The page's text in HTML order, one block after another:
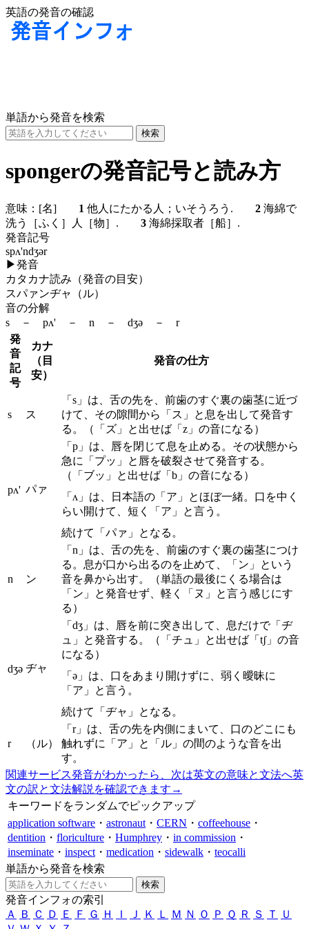
英語の発音の確認
単語から発音を検索
spongerの発音記号と読み方
意味： [名] 1 他人にたかる人；いそうろう. 2 海綿で
洗う［ふく］人［物］. 3 海綿採取者［船］.
発音記号
spʌ'ndʒər
▶発音
カタカナ読み（発音の目安）
スパァンヂャ（ル）
音の分解
s － pʌ' － n － dʒə － r
発
音
記
号
カナ
（目
安）
発音の仕方
s ス
「s」は、舌の先を、前歯のすぐ裏の歯茎に近づ
けて、その隙間から「ス」と息を出して発音す
る。（「ズ」と出せば「z」の音になる）
pʌ' パァ
「p」は、唇を閉じて息を止める。その状態から
急に「プッ」と唇を破裂させて発音する。
（「ブッ」と出せば「b」の音になる）
「ʌ」は、日本語の「ア」とほぼ一緒。口を中く
らい開けて、短く「ア」と言う。
続けて「パァ」となる。
n ン
「n」は、舌の先を、前歯のすぐ裏の歯茎につけ
る。息が口から出るのを止めて、「ン」という
音を鼻から出す。（単語の最後にくる場合は
「ン」と発音せず、軽く「ヌ」と言う感じにす
る）
dʒə ヂャ
「dʒ」は、唇を前に突き出して、息だけで「ヂ
ュ」と発音する。（「チュ」と出せば「tʃ」の音
になる）
「ə」は、口をあまり開けずに、弱く曖昧に
「ア」と言う。
続けて「ヂャ」となる。
r （ル）
「r」は、舌の先を内側にまいて、口のどこにも
触れずに「ア」と「ル」の間のような音を出
す。
関連サービス発音がわかったら、次は英文の意味と文法へ英
文の訳と文法解説を確認できます →
キーワードをランダムでピックアップ
application software ・ astronaut ・ CERN ・ coffeehouse ・
dentition ・ floriculture ・ Humphrey ・ in commission ・
inseminate ・ inspect ・ medication ・ sidewalk ・ teocalli
単語から発音を検索
発音インフォの索引
Ａ
Ｂ Ｃ Ｄ Ｅ Ｆ Ｇ Ｈ Ｉ Ｊ Ｋ Ｌ Ｍ Ｎ Ｏ Ｐ Ｑ Ｒ Ｓ Ｔ
Ｕ